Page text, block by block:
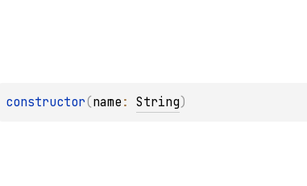
constructor(name : String)